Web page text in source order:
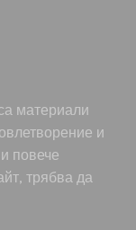
материали
и
повече
трябва да